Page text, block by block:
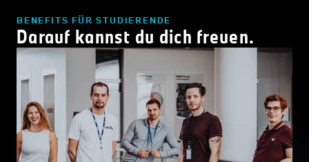
BENEFITS FÜR STUDIERENDE
Darauf kannst du dich freuen.